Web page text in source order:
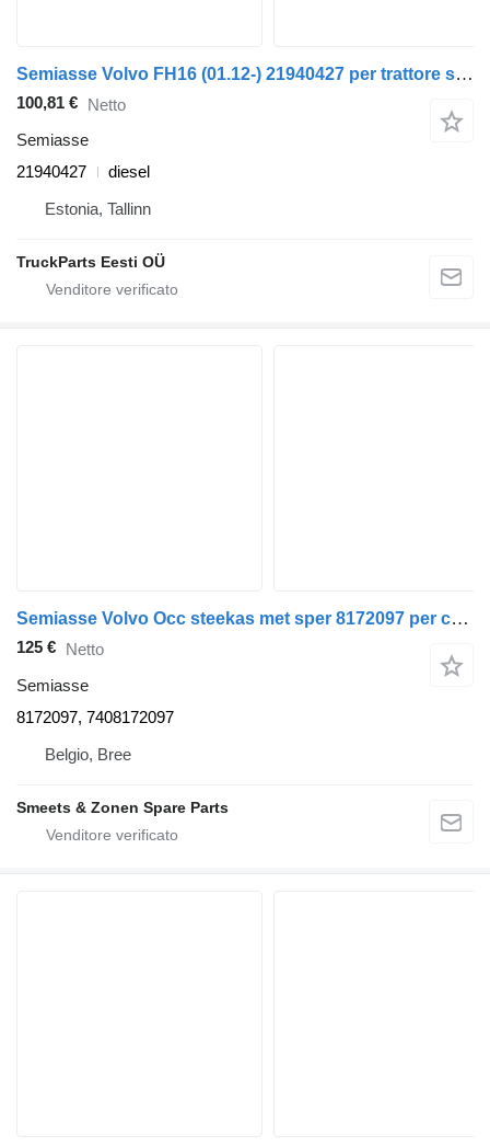
Semiasse Volvo FH16 (01.12-) 21940427 per trattore stradale Volvo FH12, FH16, NH12, FH, VNL780 (1993-2014)
100,81 € Netto
Semiasse
21940427
diesel
Estonia, Tallinn
TruckParts Eesti OÜ
Semiasse Volvo Occ steekas met sper 8172097 per camion
125 € Netto
Semiasse
8172097, 7408172097
Belgio, Bree
Smeets & Zonen Spare Parts